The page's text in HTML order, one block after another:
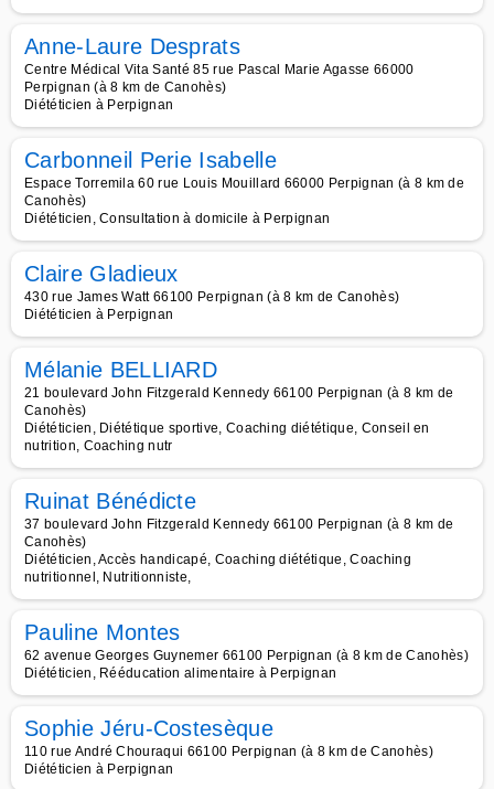
Anne-Laure Desprats
Centre Médical Vita Santé 85 rue Pascal Marie Agasse 66000
Perpignan (à 8 km de Canohès)
Diététicien à Perpignan
Carbonneil Perie Isabelle
Espace Torremila 60 rue Louis Mouillard 66000 Perpignan (à 8 km de
Canohès)
Diététicien, Consultation à domicile à Perpignan
Claire Gladieux
430 rue James Watt 66100 Perpignan (à 8 km de Canohès)
Diététicien à Perpignan
Mélanie BELLIARD
21 boulevard John Fitzgerald Kennedy 66100 Perpignan (à 8 km de
Canohès)
Diététicien, Diététique sportive, Coaching diététique, Conseil en
nutrition, Coaching nutr
Ruinat Bénédicte
37 boulevard John Fitzgerald Kennedy 66100 Perpignan (à 8 km de
Canohès)
Diététicien, Accès handicapé, Coaching diététique, Coaching
nutritionnel, Nutritionniste,
Pauline Montes
62 avenue Georges Guynemer 66100 Perpignan (à 8 km de Canohès)
Diététicien, Rééducation alimentaire à Perpignan
Sophie Jéru-Costesèque
110 rue André Chouraqui 66100 Perpignan (à 8 km de Canohès)
Diététicien à Perpignan